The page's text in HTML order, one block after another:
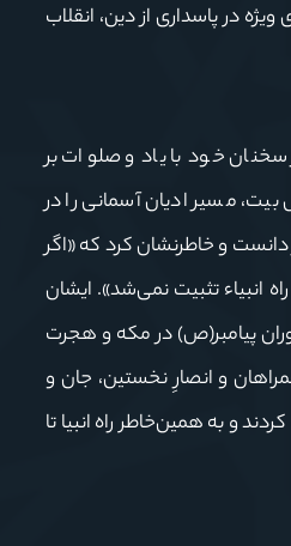
در پاسداری از دین، انقلاب
سخنان خود با یاد و صلوات بر
بیت، مسیر ادیان آسمانی را در
و خاطرنشان کرد که «اگر
انبیاء تثبیت نمی‌شد». ایشان
پیامبر(ص) در مکه و هجرت
و انصارِ نخستین، جان و
و به همین‌خاطر راه انبیا تا